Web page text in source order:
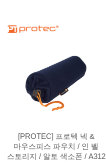
[PROTEC] 프로텍 넥 &
마우스피스 파우치 / 인 벨
스토리지 / 알토 색소폰 / A312